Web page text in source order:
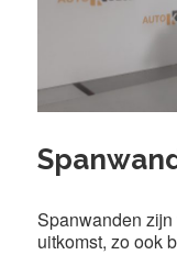
Spanwanden
uitkomst, zo ook